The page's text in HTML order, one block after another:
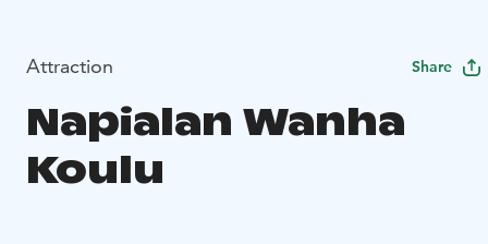
Attraction Share
Napialan Wanha
Koulu